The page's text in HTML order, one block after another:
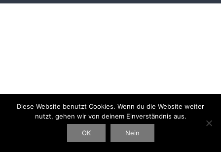
Diese Website benutzt Cookies. Wenn du die Website weiter
nutzt, gehen wir von deinem Einverständnis aus.
OK Nein